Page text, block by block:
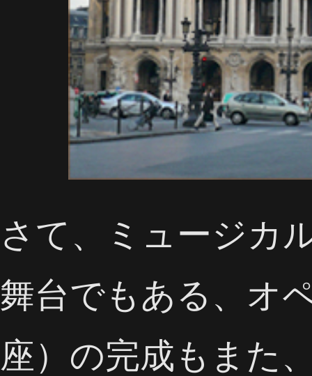
さて、ミュージカ
舞台でもある、オ
座）の完成もまた